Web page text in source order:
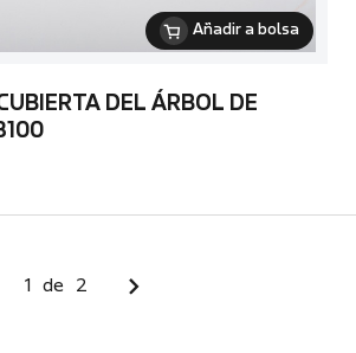
Añadir a bolsa
DEL ÁRBOL DE
1 de 2